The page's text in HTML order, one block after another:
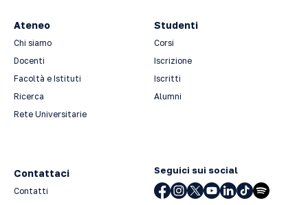
Ateneo
Chi siamo
Docenti
Facoltà e Istituti
Ricerca
Rete Universitarie
Studenti
Corsi
Iscrizione
Iscritti
Alumni
Contattaci
Contatti
Seguici sui social